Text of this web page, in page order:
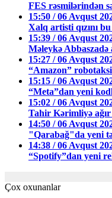
FES rəsmilərindən
15:50 / 06 Avqust
Xalq artisti qızını
15:39 / 06 Avqust
Məleykə Abbaszadə
15:27 / 06 Avqust
“Amazon”
15:15 / 06 Avqust
“Meta”dan yeni
15:02 / 06 Avqust
Tahir Kərimliyə
14:50 / 06 Avqust
"Qarabağ"da yeni
14:38 / 06 Avqust
“Spotify”dan yeni
Çox oxunanlar